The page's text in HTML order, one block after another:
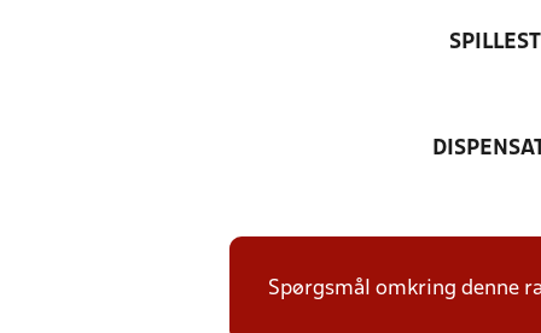
Spørgsmål omkring denne